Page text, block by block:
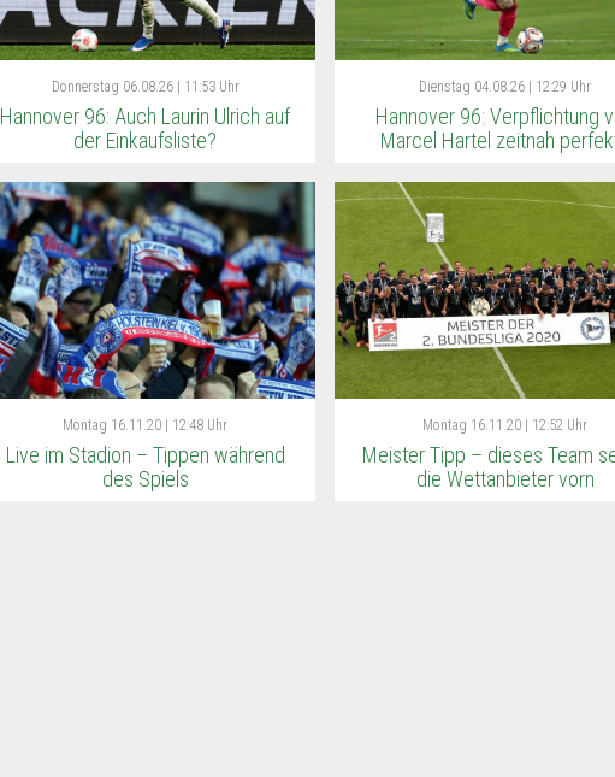
Donnerstag 06.08.26 | 11:53 Uhr
Hannover 96: Auch Laurin Ulrich auf
der Einkaufsliste?
Dienstag 04.08.26 | 12:29 Uhr
Hannover 96: Verpflichtung
Marcel Hartel zeitnah
Montag 16.11.20 | 12:48 Uhr
Live im Stadion – Tippen während
des Spiels
Montag 16.11.20 | 12:52 Uhr
Meister Tipp – dieses Team
die Wettanbieter vorn